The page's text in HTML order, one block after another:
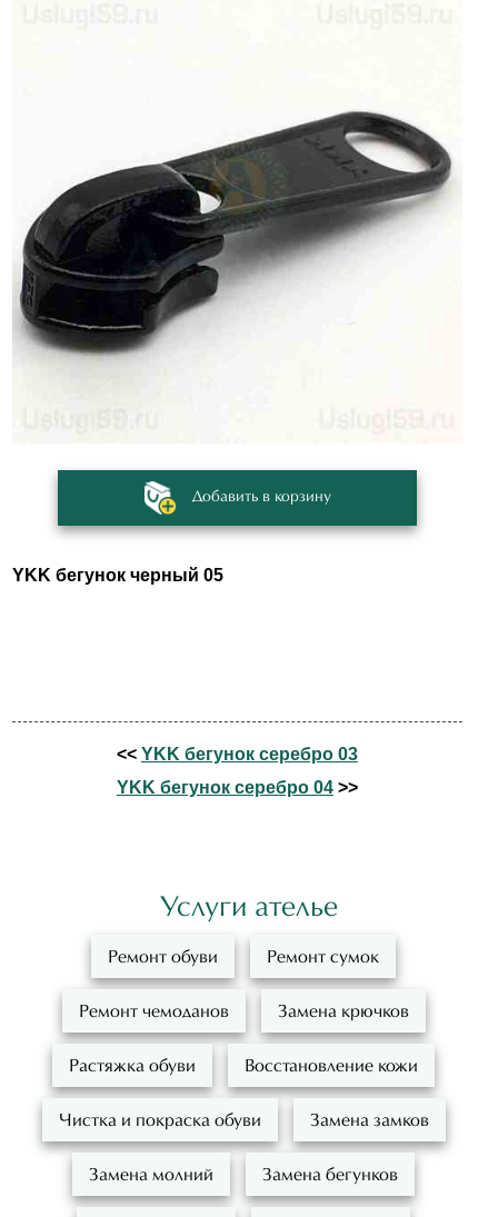
Добавить в корзину
YKK бегунок черный 05
<< YKK бегунок серебро 03
YKK бегунок серебро 04>>
Услуги ателье
Ремонт обуви Ремонт сумок
Ремонт чемоданов Замена крючков
Растяжка обуви Восстановление кожи
Чистка и покраска обуви Замена замков
Замена молний Замена бегунков